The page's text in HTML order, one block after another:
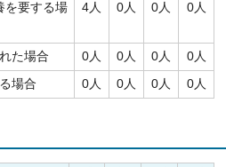
を要する場
4人 0人 0人 0人
た場合 0人 0人 0人 0人
場合 0人 0人 0人 0人